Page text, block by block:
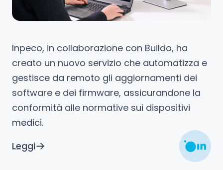
Inpeco, in collaborazione con Buildo, ha
creato un nuovo servizio che automatizza e
gestisce da remoto gli aggiornamenti dei
software e dei firmware, assicurandone la
conformità alle normative sui dispositivi
medici.
Leggi